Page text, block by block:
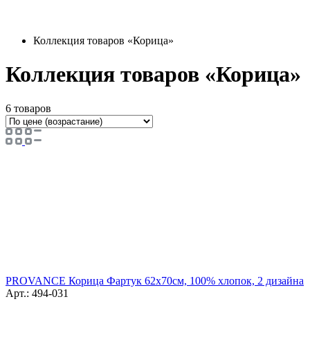
Коллекция товаров «Корица»
Коллекция товаров «Корица»
6 товаров
PROVANCE Корица Фартук 62х70см, 100% хлопок, 2 дизайна
Арт.: 494-031